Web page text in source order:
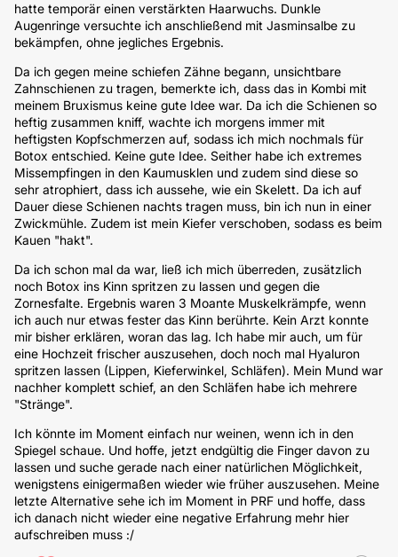
hatte temporär einen verstärkten Haarwuchs. Dunkle
Augenringe versuchte ich anschließend mit Jasminsalbe zu
bekämpfen, ohne jegliches Ergebnis.
Da ich gegen meine schiefen Zähne begann, unsichtbare
Zahnschienen zu tragen, bemerkte ich, dass das in Kombi mit
meinem Bruxismus keine gute Idee war. Da ich die Schienen so
heftig zusammen kniff, wachte ich morgens immer mit
heftigsten Kopfschmerzen auf, sodass ich mich nochmals für
Botox entschied. Keine gute Idee. Seither habe ich extremes
Missempfingen in den Kaumusklen und zudem sind diese so
sehr atrophiert, dass ich aussehe, wie ein Skelett. Da ich auf
Dauer diese Schienen nachts tragen muss, bin ich nun in einer
Zwickmühle. Zudem ist mein Kiefer verschoben, sodass es beim
Kauen "hakt".
Da ich schon mal da war, ließ ich mich überreden, zusätzlich
noch Botox ins Kinn spritzen zu lassen und gegen die
Zornesfalte. Ergebnis waren 3 Moante Muskelkrämpfe, wenn
ich auch nur etwas fester das Kinn berührte. Kein Arzt konnte
mir bisher erklären, woran das lag. Ich habe mir auch, um für
eine Hochzeit frischer auszusehen, doch noch mal Hyaluron
spritzen lassen (Lippen, Kieferwinkel, Schläfen). Mein Mund war
nachher komplett schief, an den Schläfen habe ich mehrere
"Stränge".
Ich könnte im Moment einfach nur weinen, wenn ich in den
Spiegel schaue. Und hoffe, jetzt endgültig die Finger davon zu
lassen und suche gerade nach einer natürlichen Möglichkeit,
wenigstens einigermaßen wieder wie früher auszusehen. Meine
letzte Alternative sehe ich im Moment in PRF und hoffe, dass
ich danach nicht wieder eine negative Erfahrung mehr hier
aufschreiben muss :/